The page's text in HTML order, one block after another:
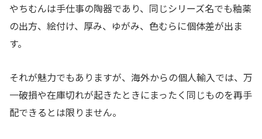
やちむんは手仕事の陶器であり、同じシリーズ名でも釉薬
の出方、絵付け、厚み、ゆがみ、色むらに個体差が出ま
す。
それが魅力でもありますが、海外からの個人輸入では、万
一破損や在庫切れが起きたときにまったく同じものを再手
配できるとは限りません。